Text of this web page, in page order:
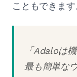
こともできます
「Adaloは
最も簡単な